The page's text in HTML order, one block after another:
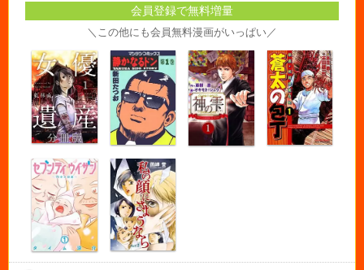
会員登録で無料増量
＼この他にも会員無料漫画がいっぱい／